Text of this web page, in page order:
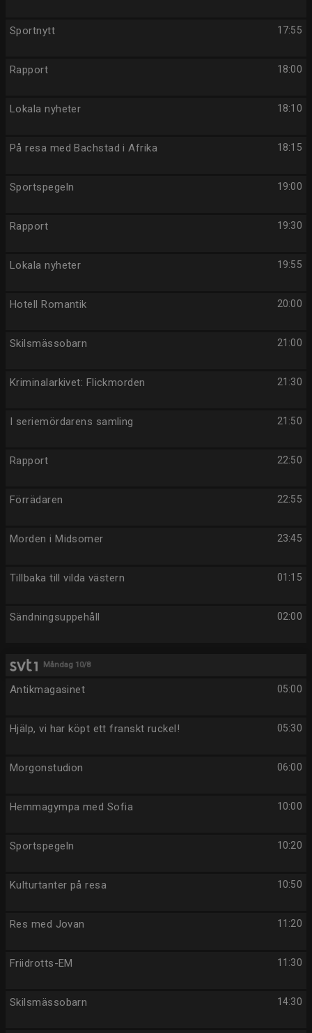
17:55
Sportnytt
18:00
Rapport
18:10
Lokala nyheter
18:15
På resa med Bachstad i Afrika
19:00
Sportspegeln
19:30
Rapport
19:55
Lokala nyheter
20:00
Hotell Romantik
21:00
Skilsmässobarn
21:30
Kriminalarkivet: Flickmorden
21:50
I seriemördarens samling
22:50
Rapport
22:55
Förrädaren
23:45
Morden i Midsomer
01:15
Tillbaka till vilda västern
02:00
Sändningsuppehåll
Måndag 10/8
05:00
Antikmagasinet
05:30
Hjälp, vi har köpt ett franskt ruckel!
06:00
Morgonstudion
10:00
Hemmagympa med Sofia
10:20
Sportspegeln
10:50
Kulturtanter på resa
11:20
Res med Jovan
11:30
Friidrotts-EM
14:30
Skilsmässobarn